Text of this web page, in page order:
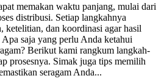
memakan waktu panjang, mulai dari
distribusi. Setiap langkahnya
ketelitian, dan koordinasi agar hasil
saja yang perlu Anda ketahui
Berikut kami rangkum langkah-
prosesnya. Simak juga tips memilih
seragam Anda...